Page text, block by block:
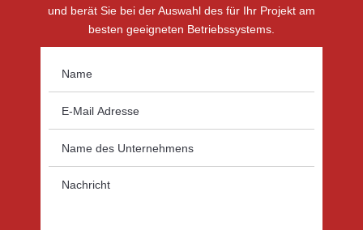
und berät Sie bei der Auswahl des für Ihr Projekt am
besten geeigneten Betriebssystems.